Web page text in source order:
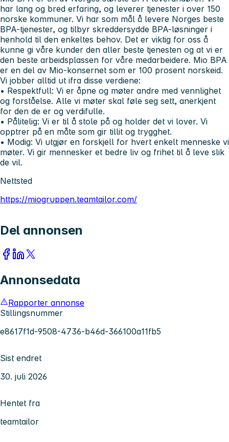
har lang og bred erfaring, og leverer tjenester i over 150
norske kommuner. Vi har som mål å levere Norges beste
BPA-tjenester, og tilbyr skreddersydde BPA-løsninger i
henhold til den enkeltes behov. Det er viktig for oss å
kunne gi våre kunder den aller beste tjenesten og at vi er
den beste arbeidsplassen for våre medarbeidere. Mio BPA
er en del av Mio-konsernet som er 100 prosent norskeid.
Vi jobber alltid ut ifra disse verdiene:
• Respektfull: Vi er åpne og møter andre med vennlighet
og forståelse. Alle vi møter skal føle seg sett, anerkjent
for den de er og verdifulle.
• Pålitelig: Vi er til å stole på og holder det vi lover. Vi
opptrer på en måte som gir tillit og trygghet.
• Modig: Vi utgjør en forskjell for hvert enkelt menneske vi
møter. Vi gir mennesker et bedre liv og frihet til å leve slik
de vil.
Nettsted
https://miogruppen.teamtailor.com/
Del annonsen
Annonsedata
Rapporter annonse
Stillingsnummer
e8617f1d-9508-4736-b46d-366100a11fb5
Sist endret
30. juli 2026
Hentet fra
teamtailor